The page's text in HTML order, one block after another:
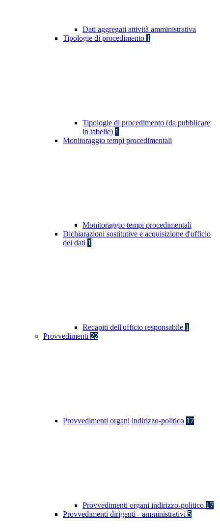
Dati aggregati attività amministrativa
Tipologie di procedimento 1
Tipologie di procedimento (da pubblicare
in tabelle) 1
Monitoraggio tempi procedimentali
Monitoraggio tempi procedimentali
Dichiarazioni sostitutive e acquisizione d'ufficio
dei dati 1
Recapiti dell'ufficio responsabile 1
Provvedimenti 22
Provvedimenti organi indirizzo-politico 17
Provvedimenti organi indirizzo-politico 17
Provvedimenti dirigenti - amministrativi 5